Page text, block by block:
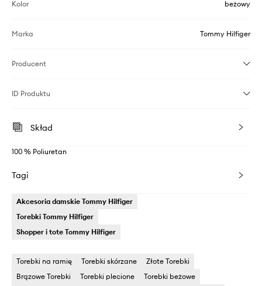
Kolor beżowy
Marka Tommy Hilfiger
Producent
ID Produktu
Skład
100 % Poliuretan
Tagi
Akcesoria damskie Tommy Hilfiger
Torebki Tommy Hilfiger
Shopper i tote Tommy Hilfiger
Torebki na ramię Torebki skórzane
Złote Torebki
Brązowe Torebki
Torebki plecione
Torebki beżowe